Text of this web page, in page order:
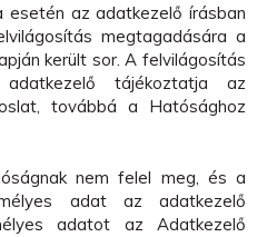
az adatkezelő írásban
megtagadására a
került sor. A felvilágosítás
tájékoztatja az
továbbá a Hatósághoz
nem felel meg, és a
adat az adatkezelő
adatot az Adatkezelő